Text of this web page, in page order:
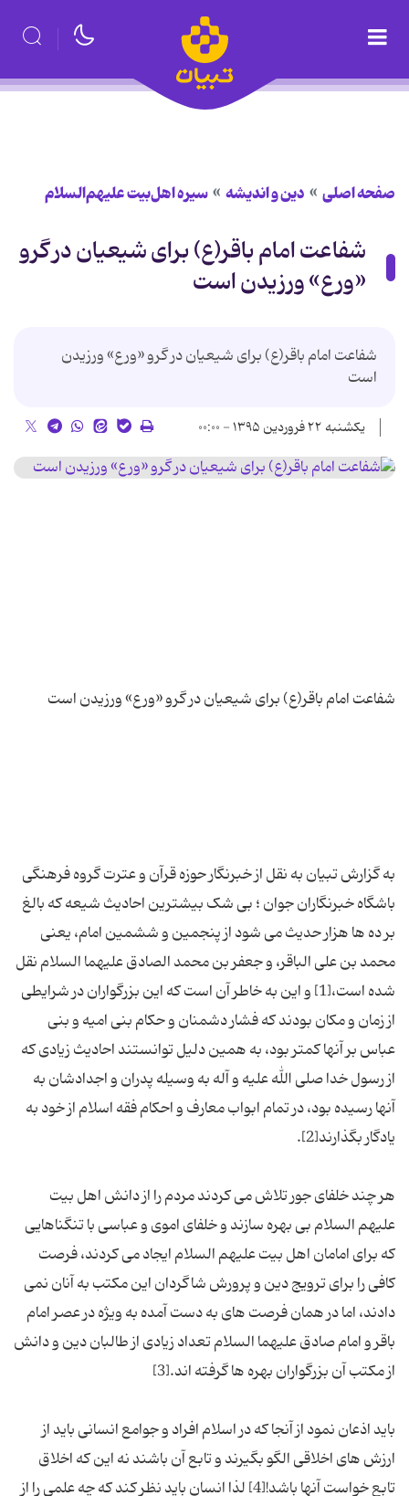
صفحه اصلی دین و اندیشه سیره اهل‌بیت علیهم‌السلام
شفاعت امام باقر(ع) برای شیعیان در گرو
«ورع» ورزیدن است
شفاعت امام باقر(ع) برای شیعیان در گرو «ورع» ورزیدن
است
یکشنبه ۲۲ فروردین ۱۳۹۵ - ۰۰:۰۰